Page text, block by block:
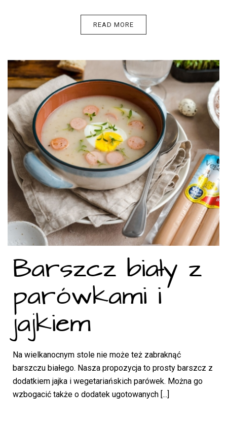
READ MORE
Barszcz biały z
parówkami i
jajkiem
Na wielkanocnym stole nie może też zabraknąć
barszczu białego. Nasza propozycja to prosty barszcz z
dodatkiem jajka i wegetariańskich parówek. Można go
wzbogacić także o dodatek ugotowanych [...]